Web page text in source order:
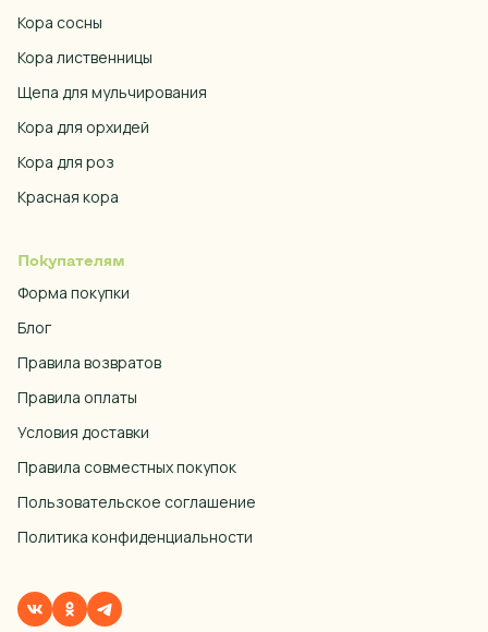
Кора сосны
Кора лиственницы
Щепа для мульчирования
Кора для орхидей
Кора для роз
Красная кора
Покупателям
Форма покупки
Блог
Правила возвратов
Правила оплаты
Условия доставки
Правила совместных покупок
Пользовательское соглашение
Политика конфиденциальности